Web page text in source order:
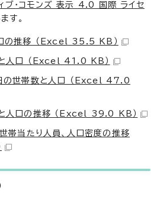
ブ・コモンズ 表示 4.0 国際 ライセ
す。
の推移 （Excel 35.5 KB）
人口 （Excel 41.0 KB）
世帯数と人口 （Excel 47.0
人口の推移 （Excel 39.0 KB）
帯当たり人員、人口密度の推移